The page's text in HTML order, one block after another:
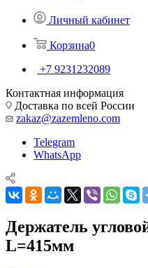
Личный кабинет
Корзина0
+7 9231232089
Контактная информация
Доставка по всей России
zakaz@zazemleno.com
Telegram
WhatsApp
Держатель
L=415мм